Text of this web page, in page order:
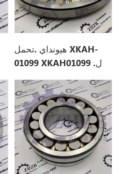
هيونداي .تحمل XKAH-
01099 XKAH01099 .ل